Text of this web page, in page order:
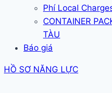
Phí Local
CONTAINER
TÀU
Báo giá
HỒ SƠ NĂNG LỰC